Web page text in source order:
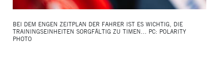
BEI DEM ENGEN ZEITPLAN DER FAHRER IST ES WICHTIG, DIE
TRAININGSEINHEITEN SORGFÄLTIG ZU TIMEN... PC: POLARITY
PHOTO